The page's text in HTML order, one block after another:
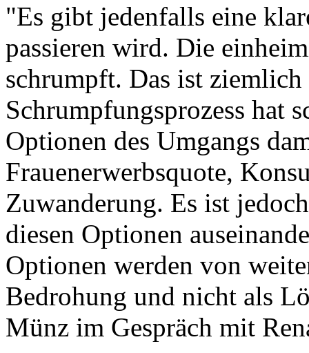
"Es gibt jedenfalls eine
passieren wird. Die
schrumpft. Das ist
Schrumpfungsprozess hat
Optionen des Umgangs
Frauenerwerbsquote,
Zuwanderung. Es ist
diesen Optionen
Optionen werden von
Bedrohung und nicht als
Münz im Gespräch mit